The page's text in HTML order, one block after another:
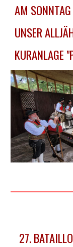
AM
UNSER
KURANLAGE
27.